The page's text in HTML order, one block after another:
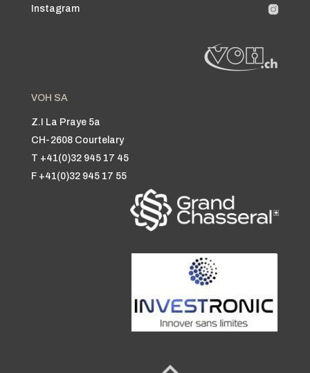
Instagram
VOH SA
Z.I La Praye 5a
CH-2608 Courtelary
T +41(0)32 945 17 45
F +41(0)32 945 17 55